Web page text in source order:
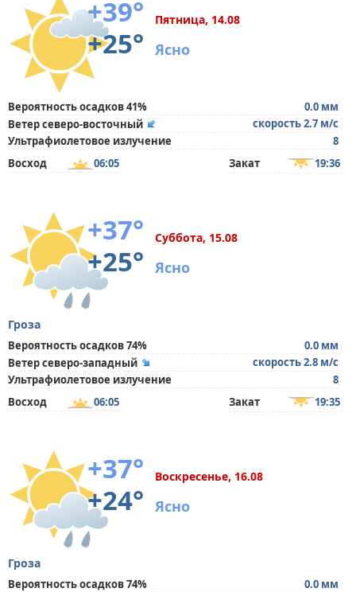
+39°
+25°
Пятница, 14.08
Ясно
Вероятность осадков 41%
0.0 мм
Ветер северо-восточный
скорость 2.7 м/с
Ультрафиолетовое излучение
8
Восход
06:05 Закат 19:36
+37°
+25°
Суббота, 15.08
Ясно
Гроза
Вероятность осадков 74%
0.0 мм
Ветер северо-западный
скорость 2.8 м/с
Ультрафиолетовое излучение
8
Восход
06:05 Закат 19:35
+37°
+24°
Воскресенье, 16.08
Ясно
Гроза
Вероятность осадков 74%
0.0 мм